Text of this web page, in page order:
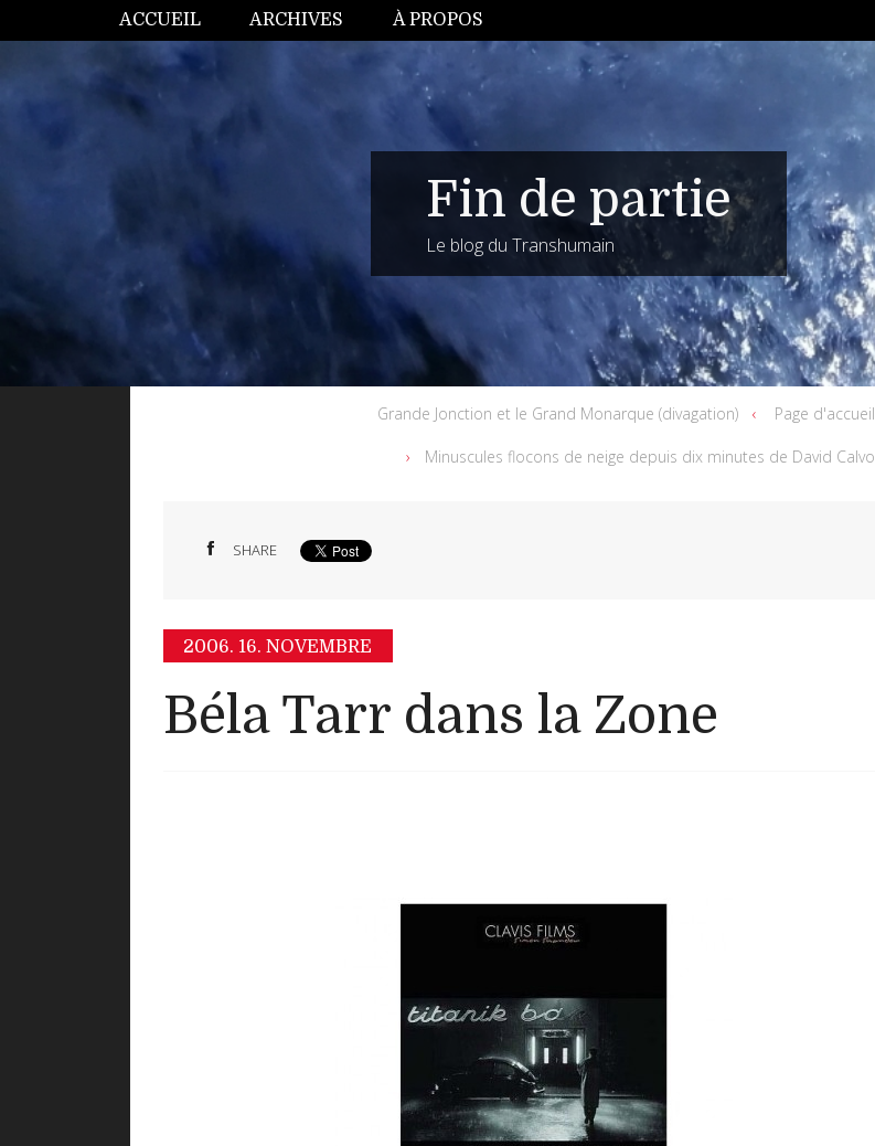
ACCUEIL ARCHIVES À PROPOS
Fin de partie
Le blog du Transhumain
Grande Jonction et le Grand Monarque (divagation) Page d'accueil
Minuscules flocons de neige depuis dix minutes de David Calvo
SHARE
2006. 16. NOVEMBRE
Béla Tarr dans la Zone